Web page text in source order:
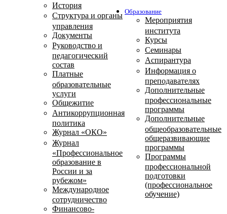
История
Структура и органы
управления
Документы
Руководство и
педагогический
состав
Платные
образовательные
услуги
Общежитие
Антикоррупционная
политика
Журнал «ОКО»
Журнал
«Профессиональное
образование в
России и за
рубежом»
Международное
сотрудничество
Финансово-
Образование
Мероприятия
института
Курсы
Семинары
Аспирантура
Информация о
преподавателях
Дополнительные
профессиональные
программы
Дополнительные
общеобразовательные
общеразвивающие
программы
Программы
профессиональной
подготовки
(профессиональное
обучение)